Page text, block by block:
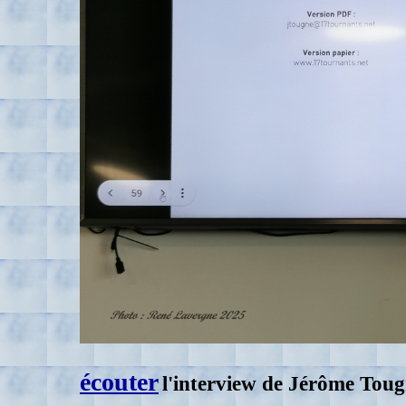
écouterl'interview de Jérôme